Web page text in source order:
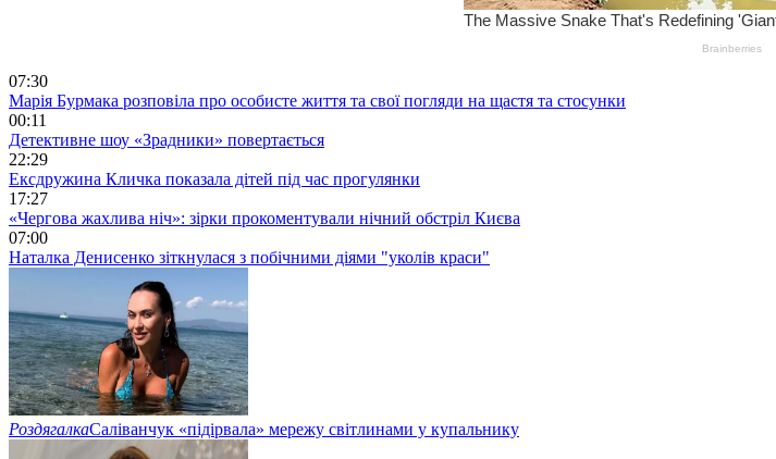
07:30
Марія Бурмака розповіла про особисте життя та свої погляди на щастя та стосунки
00:11
Детективне шоу «Зрадники» повертається
22:29
Ексдружина Кличка показала дітей під час прогулянки
17:27
«Чергова жахлива ніч»: зірки прокоментували нічний обстріл Києва
07:00
Наталка Денисенко зіткнулася з побічними діями "уколів краси"
РоздягалкаСаліванчук «підірвала» мережу світлинами у купальнику